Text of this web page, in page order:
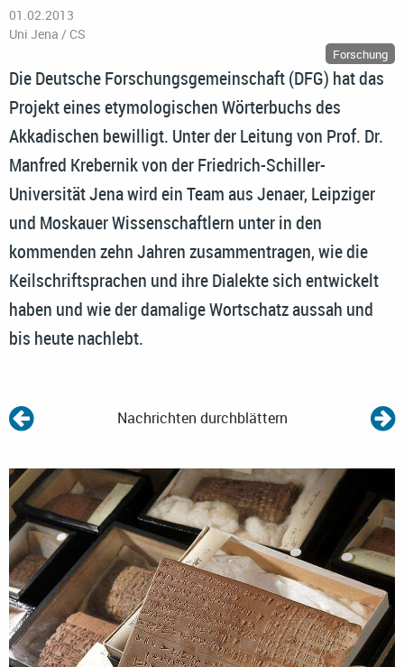
01.02.2013
Uni Jena / CS
Forschung
Die Deutsche Forschungsgemeinschaft (DFG) hat das
Projekt eines etymologischen Wörterbuchs des
Akkadischen bewilligt. Unter der Leitung von Prof. Dr.
Manfred Krebernik von der Friedrich-Schiller-
Universität Jena wird ein Team aus Jenaer, Leipziger
und Moskauer Wissenschaftlern unter in den
kommenden zehn Jahren zusammentragen, wie die
Keilschriftsprachen und ihre Dialekte sich entwickelt
haben und wie der damalige Wortschatz aussah und
bis heute nachlebt.
Nachrichten durchblättern